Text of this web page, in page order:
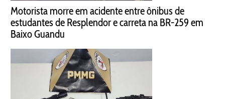
Motorista morre em acidente entre ônibus de
estudantes de Resplendor e carreta na BR-259 em
Baixo Guandu